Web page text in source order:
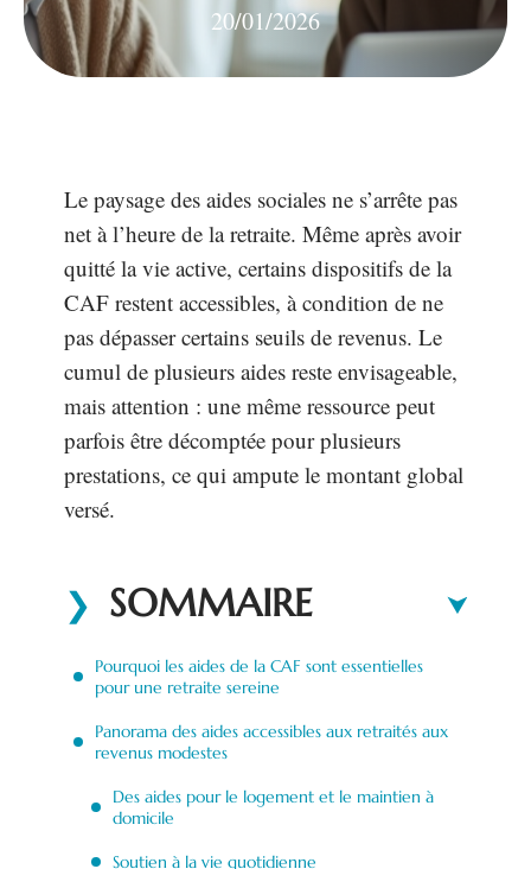
20/01/2026
Le paysage des aides sociales ne s’arrête pas
net à l’heure de la retraite. Même après avoir
quitté la vie active, certains dispositifs de la
CAF restent accessibles, à condition de ne
pas dépasser certains seuils de revenus. Le
cumul de plusieurs aides reste envisageable,
mais attention : une même ressource peut
parfois être décomptée pour plusieurs
prestations, ce qui ampute le montant global
versé.
SOMMAIRE
Pourquoi les aides de la CAF sont essentielles
pour une retraite sereine
Panorama des aides accessibles aux retraités aux
revenus modestes
Des aides pour le logement et le maintien à
domicile
Soutien à la vie quotidienne